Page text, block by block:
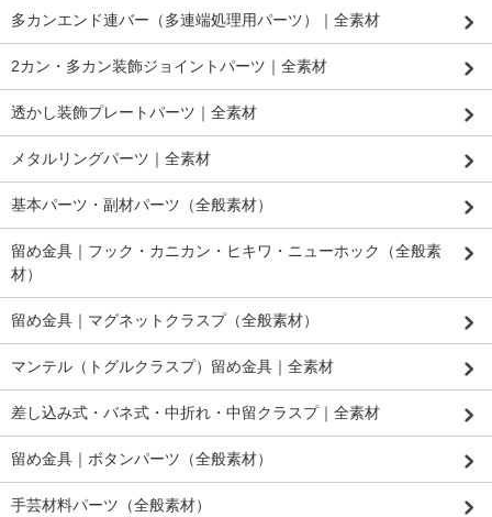
多カンエンド連バー（多連端処理用パーツ）｜全素材
2カン・多カン装飾ジョイントパーツ｜全素材
透かし装飾プレートパーツ｜全素材
メタルリングパーツ｜全素材
基本パーツ・副材パーツ（全般素材）
留め金具｜フック・カニカン・ヒキワ・ニューホック（全般素
材）
留め金具｜マグネットクラスプ（全般素材）
マンテル（トグルクラスプ）留め金具｜全素材
差し込み式・バネ式・中折れ・中留クラスプ｜全素材
留め金具｜ボタンパーツ（全般素材）
手芸材料パーツ（全般素材）